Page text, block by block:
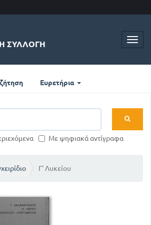
ΣΥΛΛΟΓΉ
Ευρετήρια
Με ψηφιακά αντίγραφα
Γ' Λυκείου